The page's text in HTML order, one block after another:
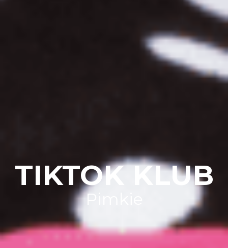
TIKTOK KLUB
Pimkie